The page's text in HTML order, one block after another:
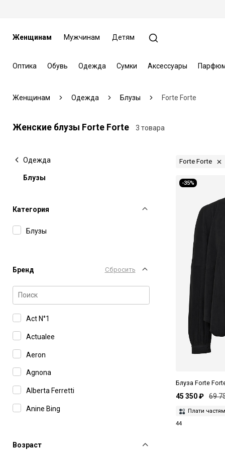
Женщинам Мужчинам Детям
Оптика Обувь Одежда Сумки Аксессуары
Женщинам Одежда Блузы Forte Forte
Женские блузы Forte Forte 3 товара
Одежда
Блузы
Категория
Блузы
Бренд Сбросить
Act N°1
Actualee
Aeron
Agnona
Alberta Ferretti
Anine Bing
Burka
Возраст
Forte Forte
-35%
Блуза Forte
45 350 ₽ 69
Плати
44